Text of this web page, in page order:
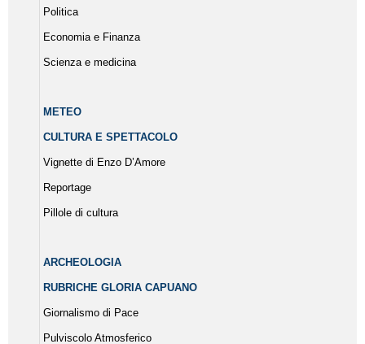
Politica
Economia e Finanza
Scienza e medicina
METEO
CULTURA E SPETTACOLO
Vignette di Enzo D’Amore
Reportage
Pillole di cultura
ARCHEOLOGIA
RUBRICHE GLORIA CAPUANO
Giornalismo di Pace
Pulviscolo Atmosferico